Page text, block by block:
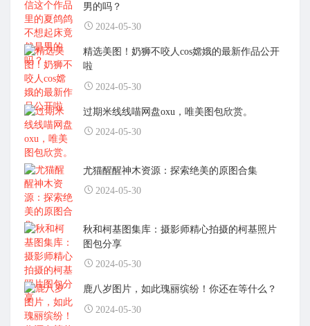
男的吗？
2024-05-30
精选美图！奶狮不咬人cos嫦娥的最新作品公开
啦
2024-05-30
过期米线线喵网盘oxu，唯美图包欣赏。
2024-05-30
尤猫醒醒神木资源：探索绝美的原图合集
2024-05-30
秋和柯基图集库：摄影师精心拍摄的柯基照片
图包分享
2024-05-30
鹿八岁图片，如此瑰丽缤纷！你还在等什么？
2024-05-30